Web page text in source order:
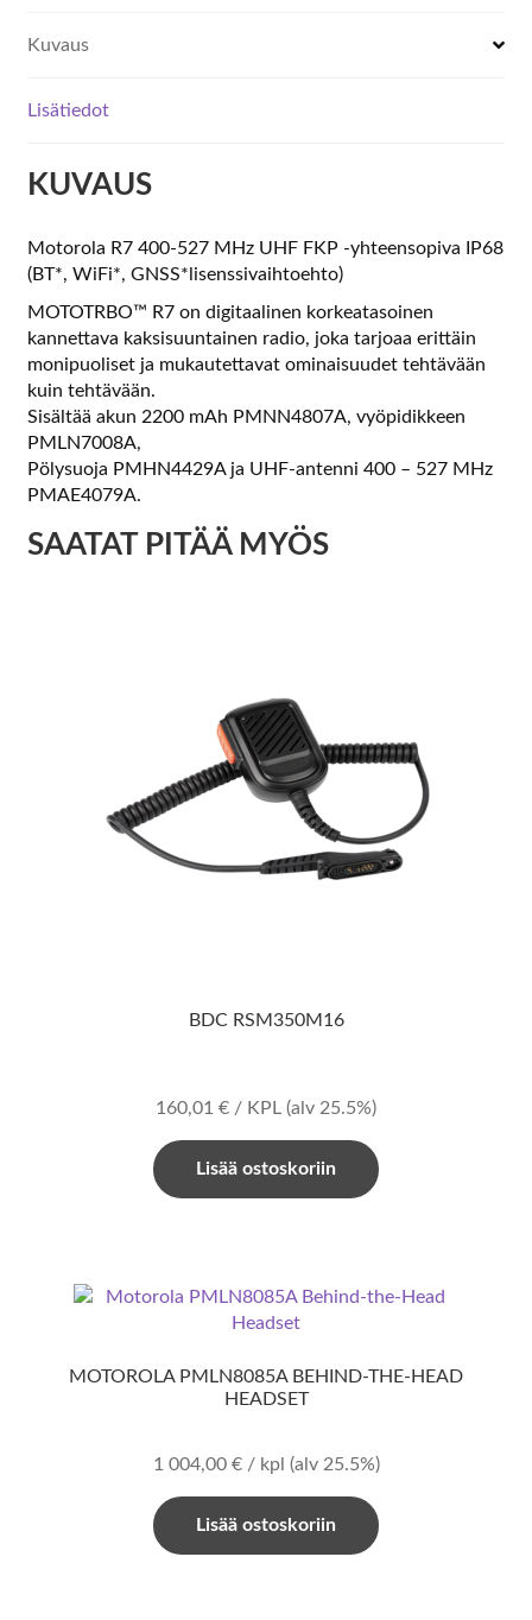
Kuvaus
Lisätiedot
KUVAUS
Motorola R7 400-527 MHz UHF FKP -yhteensopiva IP68
(BT*, WiFi*, GNSS*lisenssivaihtoehto)
MOTOTRBO™ R7 on digitaalinen korkeatasoinen
kannettava kaksisuuntainen radio, joka tarjoaa erittäin
monipuoliset ja mukautettavat ominaisuudet tehtävään
kuin tehtävään.
Sisältää akun 2200 mAh PMNN4807A, vyöpidikkeen
PMLN7008A,
Pölysuoja PMHN4429A ja UHF-antenni 400 – 527 MHz
PMAE4079A.
SAATAT PITÄÄ MYÖS
BDC RSM350M16
160,01 € / KPL (alv 25.5%)
Lisää ostoskoriin
MOTOROLA PMLN8085A BEHIND-THE-HEAD
HEADSET
1 004,00 €/ kpl (alv 25.5%)
Lisää ostoskoriin